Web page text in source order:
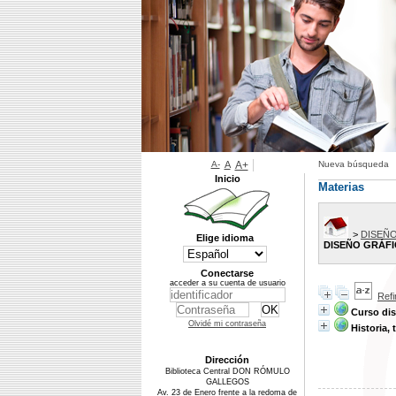
Nueva búsqueda
Materias
>
DISEÑO
Curso
Historia,
A- A A+
Inicio
Elige idioma
Conectarse
acceder a su cuenta de usuario
Olvidé mi contraseña
Dirección
Biblioteca Central DON RÓMULO
GALLEGOS
Av. 23 de Enero frente a la redoma de